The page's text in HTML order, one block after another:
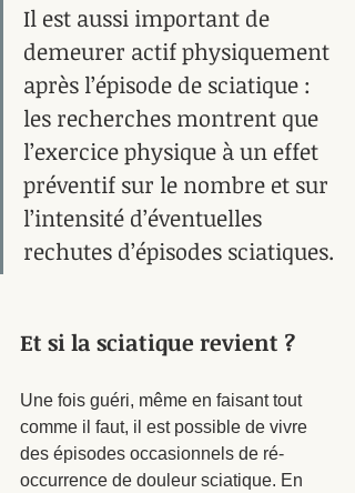
Il est aussi important de
demeurer actif physiquement
après l’épisode de sciatique :
les recherches montrent que
l’exercice physique à un effet
préventif sur le nombre et sur
l’intensité d’éventuelles
rechutes d’épisodes sciatiques.
Et si la sciatique revient ?
Une fois guéri, même en faisant tout
comme il faut, il est possible de vivre
des épisodes occasionnels de ré-
occurrence de douleur sciatique. En